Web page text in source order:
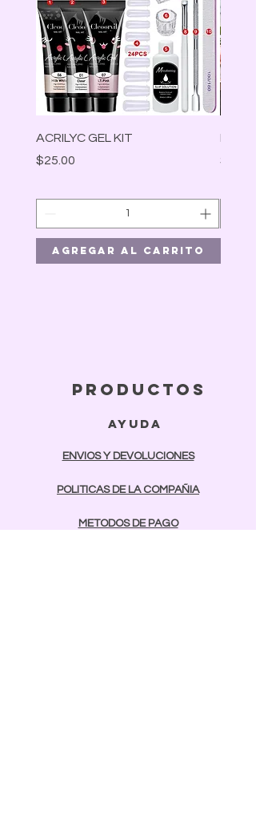
ACRILYC GEL KIT
Precio
$25.00
Agregar al carrito
Precio
$30.00
productos
ayuda
ENVIOS Y DEVOLUCIONES
POLITICAS DE LA COMPAÑIA
METODOS DE PAGO